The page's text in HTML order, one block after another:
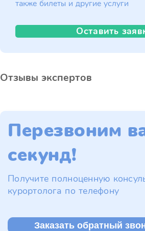
также билеты и другие услуги
Оставить
Отзывы экспертов
Перезвоним
секунд!
Получите полноценную
курортолога по телефону
Заказать обратный